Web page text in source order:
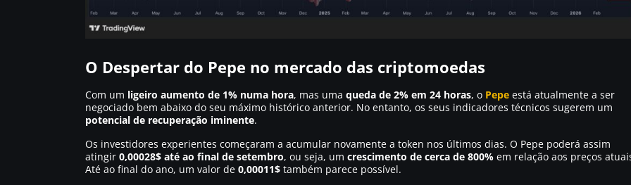
O Despertar do Pepe no mercado das criptomoedas
Com um ligeiro aumento de 1% numa hora, mas uma queda de 2% em 24 horas, o Pepe está atualmente a ser
negociado bem abaixo do seu máximo histórico anterior. No entanto, os seus indicadores técnicos sugerem um
potencial de recuperação iminente.
Os investidores experientes começaram a acumular novamente a token nos últimos dias. O Pepe poderá assim
atingir 0,00028$ até ao final de setembro, ou seja, um crescimento de cerca de 800% em relação aos preços
Até ao final do ano, um valor de 0,00011$ também parece possível.